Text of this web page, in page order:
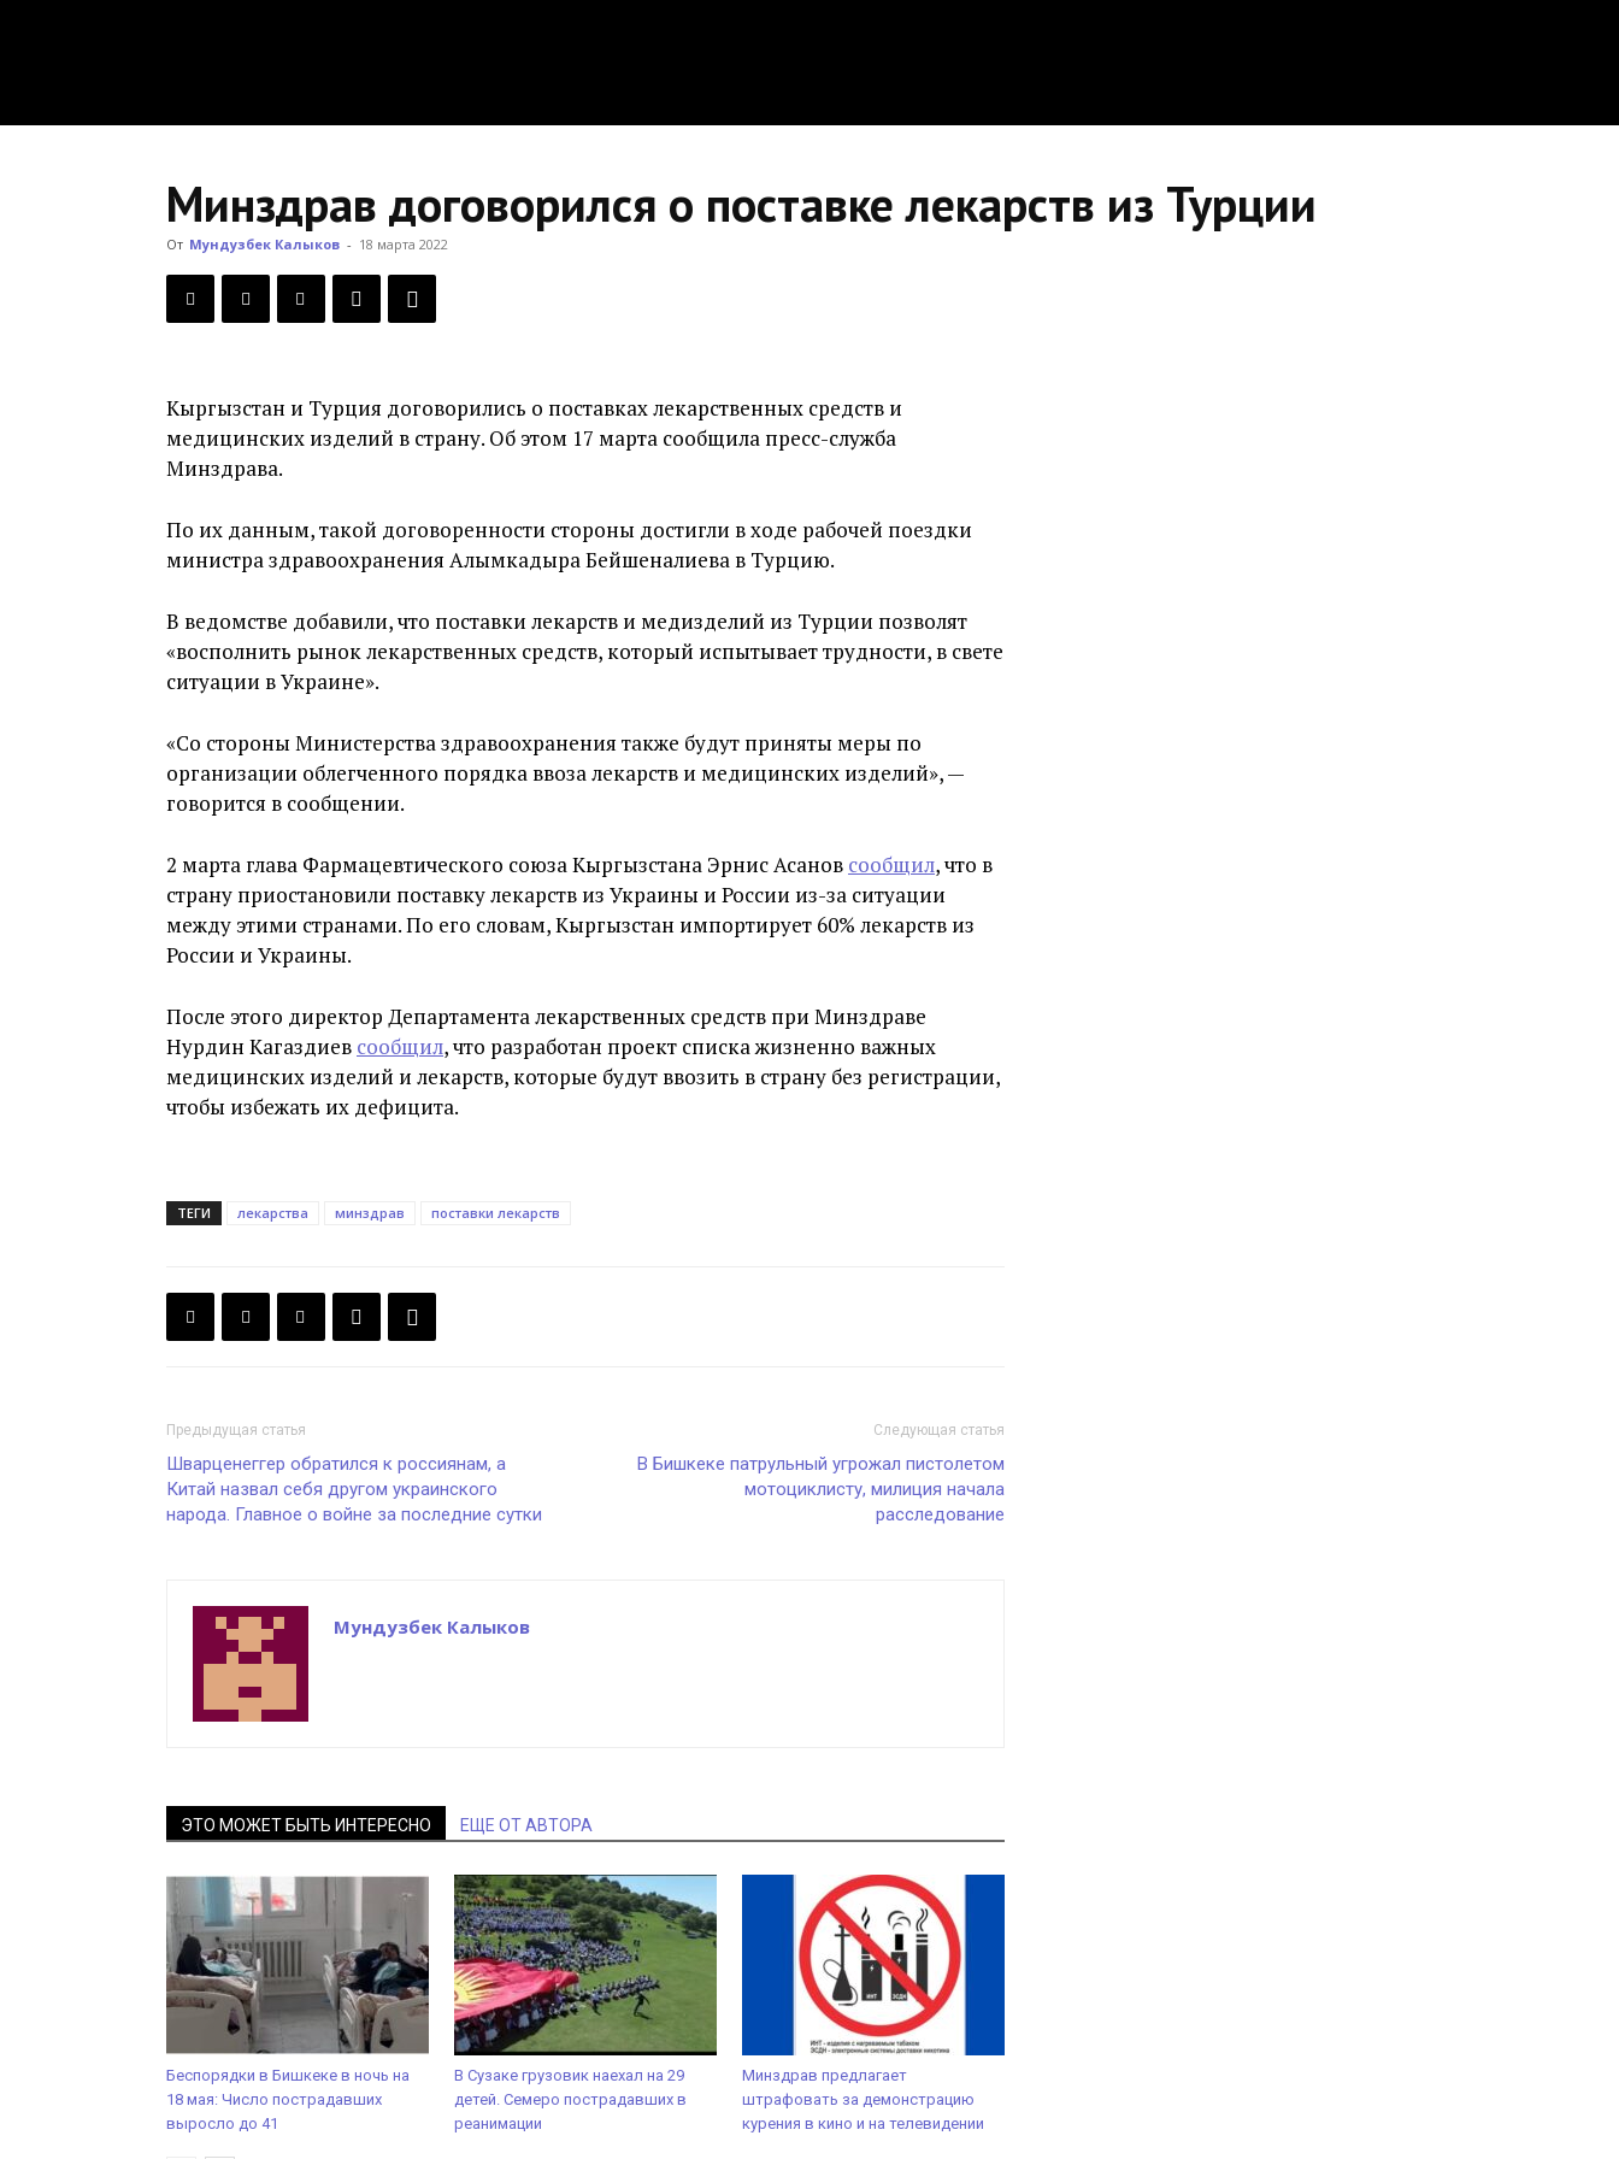
Минздрав договорился о поставке лекарств из Турции
От Мундузбек Калыков - 18 марта 2022
Кыргызстан и Турция договорились о поставках лекарственных средств и
медицинских изделий в страну. Об этом 17 марта сообщила пресс-служба
Минздрава.
По их данным, такой договоренности стороны достигли в ходе рабочей поездки
министра здравоохранения Алымкадыра Бейшеналиева в Турцию.
В ведомстве добавили, что поставки лекарств и медизделий из Турции позволят
«восполнить рынок лекарственных средств, который испытывает трудности, в свете
ситуации в Украине».
«Со стороны Министерства здравоохранения также будут приняты меры по
организации облегченного порядка ввоза лекарств и медицинских изделий», —
говорится в сообщении.
2 марта глава Фармацевтического союза Кыргызстана Эрнис Асанов сообщил, что в
страну приостановили поставку лекарств из Украины и России из-за ситуации
между этими странами. По его словам, Кыргызстан импортирует 60% лекарств из
России и Украины.
После этого директор Департамента лекарственных средств при Минздраве
Нурдин Кагаздиев сообщил, что разработан проект списка жизненно важных
медицинских изделий и лекарств, которые будут ввозить в страну без регистрации,
чтобы избежать их дефицита.
ТЕГИ лекарства минздрав поставки лекарств
Предыдущая статья
Шварценеггер обратился к россиянам, а
Китай назвал себя другом украинского
народа. Главное о войне за последние сутки
Следующая статья
В Бишкеке патрульный угрожал пистолетом
мотоциклисту, милиция начала
расследование
Мундузбек Калыков
ЭТО МОЖЕТ БЫТЬ ИНТЕРЕСНО ЕЩЕ ОТ АВТОРА
Беспорядки в Бишкеке в ночь на
18 мая: Число пострадавших
выросло до 41
В Сузаке грузовик наехал на 29
детей. Семеро пострадавших в
реанимации
Минздрав предлагает
штрафовать за демонстрацию
курения в кино и на телевидении